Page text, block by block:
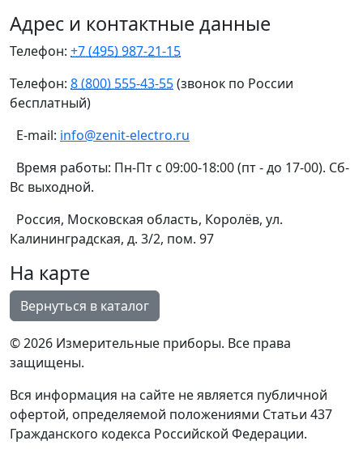
Адрес и контактные данные
Телефон: +7 (495) 987-21-15
Телефон: 8 (800) 555-43-55(звонок по России
бесплатный)
E-mail: info@zenit-electro.ru
Время работы: Пн-Пт с 09:00-18:00 (пт - до 17-00). Сб-
Вс выходной.
Россия, Московская область, Королёв, ул.
Калининградская, д. 3/2, пом. 97
На карте
© 2026 Измерительные приборы. Все права
защищены.
Вся информация на сайте не является публичной
офертой, определяемой положениями Статьи 437
Гражданского кодекса Российской Федерации.